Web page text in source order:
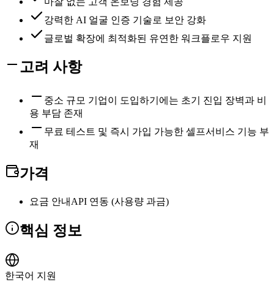
강력한 AI 얼굴 인증 기술로 보안 강화
글로벌 확장에 최적화된 유연한 워크플로우 지원
고려 사항
중소 규모 기업이 도입하기에는 초기 진입 장벽과 비
용 부담 존재
무료 테스트 및 즉시 가입 가능한 셀프서비스 기능 부
재
가격
요금 안내 API 연동 (사용량 과금)
핵심 정보
한국어 지원